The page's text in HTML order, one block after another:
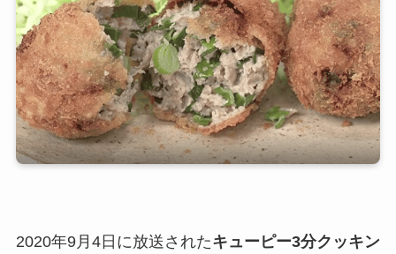
2020年9月4日に放送されたキューピー3分クッキン